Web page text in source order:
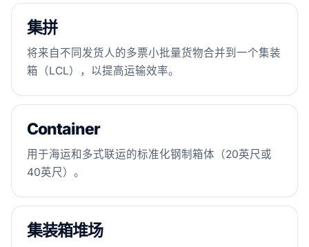
集拼
将来自不同发货人的多票小批量货物合并到一个集装
箱（LCL），以提高运输效率。
Container
用于海运和多式联运的标准化钢制箱体（20英尺或
40英尺）。
集装箱堆场